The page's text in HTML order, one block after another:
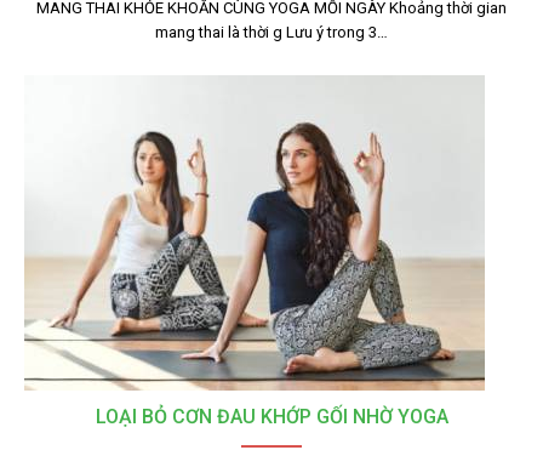
MANG THAI KHỎE KHOẮN CÙNG YOGA MỖI NGÀY Khoảng thời gian
mang thai là thời g Lưu ý trong 3…
LOẠI BỎ CƠN ĐAU KHỚP GỐI NHỜ YOGA